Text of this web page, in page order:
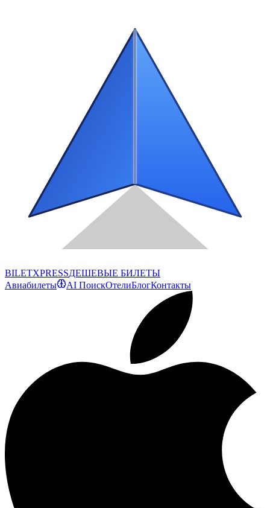
BILETXPRESSДЕШЕВЫЕ БИЛЕТЫ
Авиабилеты
AI ПоискОтелиБлогКонтакты